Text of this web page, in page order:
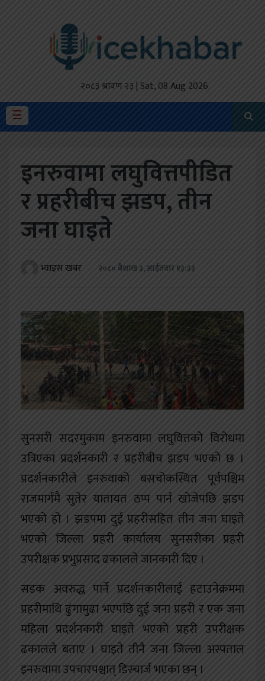
२०८३ श्रावण २३ | Sat, 08 Aug 2026
☰
मैथिली
प्रदेश
खेलकुद
अन्य
इनरुवामा लघुवित्तपीडित
र प्रहरीबीच झडप, तीन
जना घाइते
भ्वाइस खबर २०८० बैशाख ३, आईतवार १३:३३
सुनसरी सदरमुकाम इनरुवामा लघुवित्तको विरोधमा
उत्रिएका प्रदर्शनकारी र प्रहरीबीच झडप भएको छ ।
प्रदर्शनकारीले इनरुवाको बसचोकस्थित पूर्वपश्चिम
राजमार्गमै सुतेर यातायत ठप्प पार्न खोजेपछि झडप
भएको हो । झडपमा दुई प्रहरीसहित तीन जना घाइते
भएको जिल्ला प्रहरी कार्यालय सुनसरीका प्रहरी
उपरीक्षक प्रभुप्रसाद ढकालले जानकारी दिए ।
सडक अवरुद्ध पार्ने प्रदर्शनकारीलाई हटाउनेक्रममा
प्रहरीमाथि ढुंगामुढा भएपछि दुई जना प्रहरी र एक जना
महिला प्रदर्शनकारी घाइते भएको प्रहरी उपरीक्षक
ढकालले बताए । घाइते तीनै जना जिल्ला अस्पताल
इनरुवामा उपचारपश्चात् डिस्चार्ज भएका छन् ।